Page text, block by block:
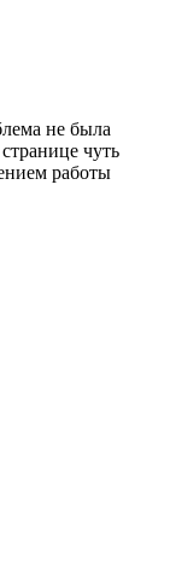
не была
чуть
работы